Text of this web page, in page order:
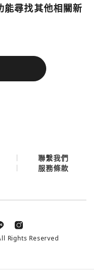
能尋找其他相關新
續白處，即可回到加密
聯繫我們
服務條款
Rights Reserved